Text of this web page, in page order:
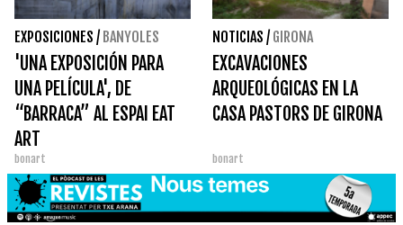
EXPOSICIONES / BANYOLES
'UNA EXPOSICIÓN PARA
UNA PELÍCULA', DE
“BARRACA” AL ESPAI EAT
ART
bonart
NOTICIAS / GIRONA
EXCAVACIONES
ARQUEOLÓGICAS EN LA
CASA PASTORS DE GIRONA
bonart